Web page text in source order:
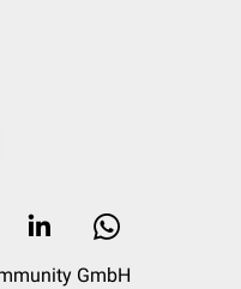
GmbH